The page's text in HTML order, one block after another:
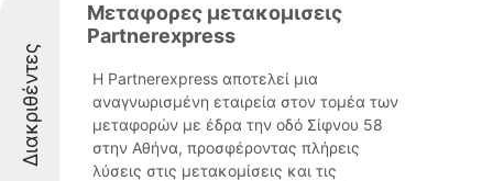
Διακριθέντες
Μεταφορες μετακομισεις
Partnerexpress
Η Partnerexpress αποτελεί μια
αναγνωρισμένη εταιρεία στον τομέα των
μεταφορών με έδρα την οδό Σίφνου 58
στην Αθήνα, προσφέροντας πλήρεις
λύσεις στις μετακομίσεις και τις